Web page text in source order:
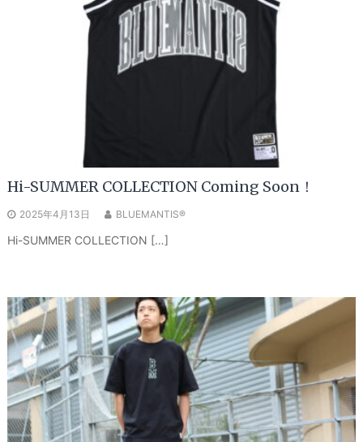
Hi-SUMMER COLLECTION Coming Soon！
2025年4月13日 BLUEMANTIS®
Hi-SUMMER COLLECTION […]